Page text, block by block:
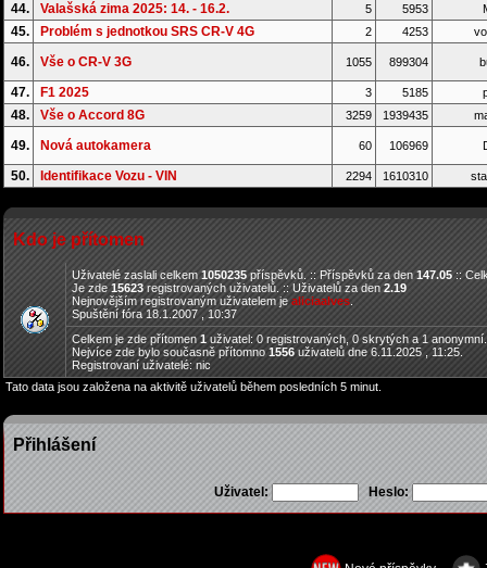
44. Valašská zima 2025: 14. - 16.2. 5 5953
45. Problém s jednotkou SRS CR-V 4G 2 4253
46. Vše o CR-V 3G 1055 899304
47. F1 2025 3 5185
48. Vše o Accord 8G 3259 1939435
49. Nová autokamera 60 106969
50. Identifikace Vozu - VIN 2294 1610310
Kdo je přítomen
Uživatelé zaslali celkem1050235příspěvků. :: Příspěvků za den147.05::
Je zde15623 registrovaných uživatelů. :: Uživatelů za den2.19
Nejnovějším registrovaným uživatelem jealiciaalves
Spuštění fóra 18.1.2007 , 10:37
Celkem je zde přítomen 1 uživatel: 0 registrovaných, 0 skrytých a 1
Nejvíce zde bylo současně přítomno 1556 uživatelů dne 6.11.2025 , 11:25.
Registrovaní uživatelé: nic
Tato data jsou založena na aktivitě uživatelů během posledních 5 minut.
Přihlášení
Uživatel: Heslo: